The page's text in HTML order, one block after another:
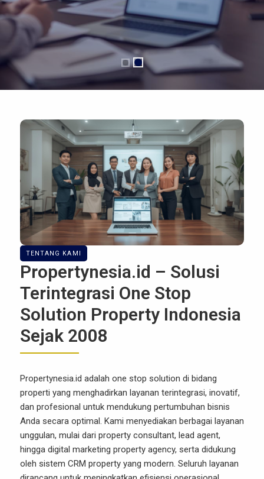
TENTANG KAMI
Propertynesia.id – Solusi
Terintegrasi One Stop
Solution Property Indonesia
Sejak 2008
Propertynesia.id adalah one stop solution di bidang
properti yang menghadirkan layanan terintegrasi, inovatif,
dan profesional untuk mendukung pertumbuhan bisnis
Anda secara optimal. Kami menyediakan berbagai layanan
unggulan, mulai dari property consultant, lead agent,
hingga digital marketing property agency, serta didukung
oleh sistem CRM property yang modern. Seluruh layanan